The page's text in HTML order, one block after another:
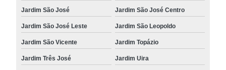
Jardim São José Jardim São José Centro
Jardim São José Leste Jardim São Leopoldo
Jardim São Vicente Jardim Topázio
Jardim Três José Jardim Uira